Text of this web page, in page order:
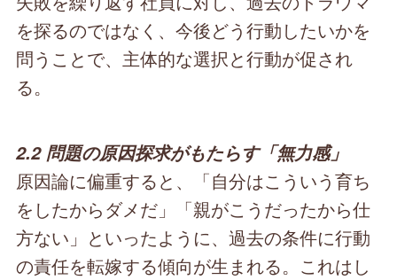
を探るのではなく、今後どう行動したいかを
問うことで、主体的な選択と行動が促され
る。
2.2 問題の原因探求がもたらす「無力感」
原因論に偏重すると、「自分はこういう育ち
をしたからダメだ」「親がこうだったから仕
方ない」といったように、過去の条件に行動
の責任を転嫁する傾向が生まれる。これはし